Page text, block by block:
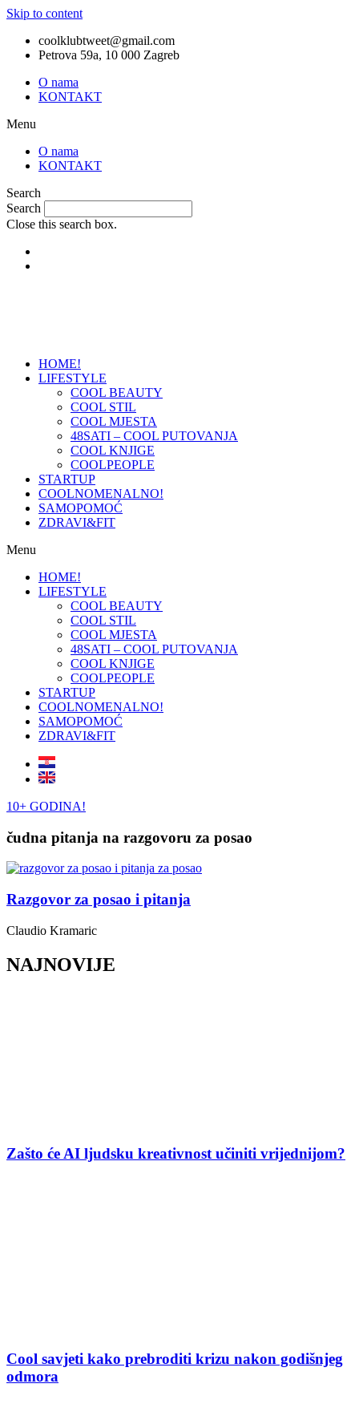
Skip to content
coolklubtweet@gmail.com
Petrova 59a, 10 000 Zagreb
O nama
KONTAKT
Menu
O nama
KONTAKT
Search
Search
Close this search box.
HOME!
LIFESTYLE
COOL BEAUTY
COOL STIL
COOL MJESTA
48SATI – COOL PUTOVANJA
COOL KNJIGE
COOLPEOPLE
STARTUP
COOLNOMENALNO!
SAMOPOMOĆ
ZDRAVI&FIT
Menu
HOME!
LIFESTYLE
COOL BEAUTY
COOL STIL
COOL MJESTA
48SATI – COOL PUTOVANJA
COOL KNJIGE
COOLPEOPLE
STARTUP
COOLNOMENALNO!
SAMOPOMOĆ
ZDRAVI&FIT
10+ GODINA!
čudna pitanja na razgovoru za posao
Razgovor za posao i pitanja
Claudio Kramaric
NAJNOVIJE
Zašto će AI ljudsku kreativnost učiniti vrijednijom?
Cool savjeti kako prebroditi krizu nakon godišnjeg
odmora